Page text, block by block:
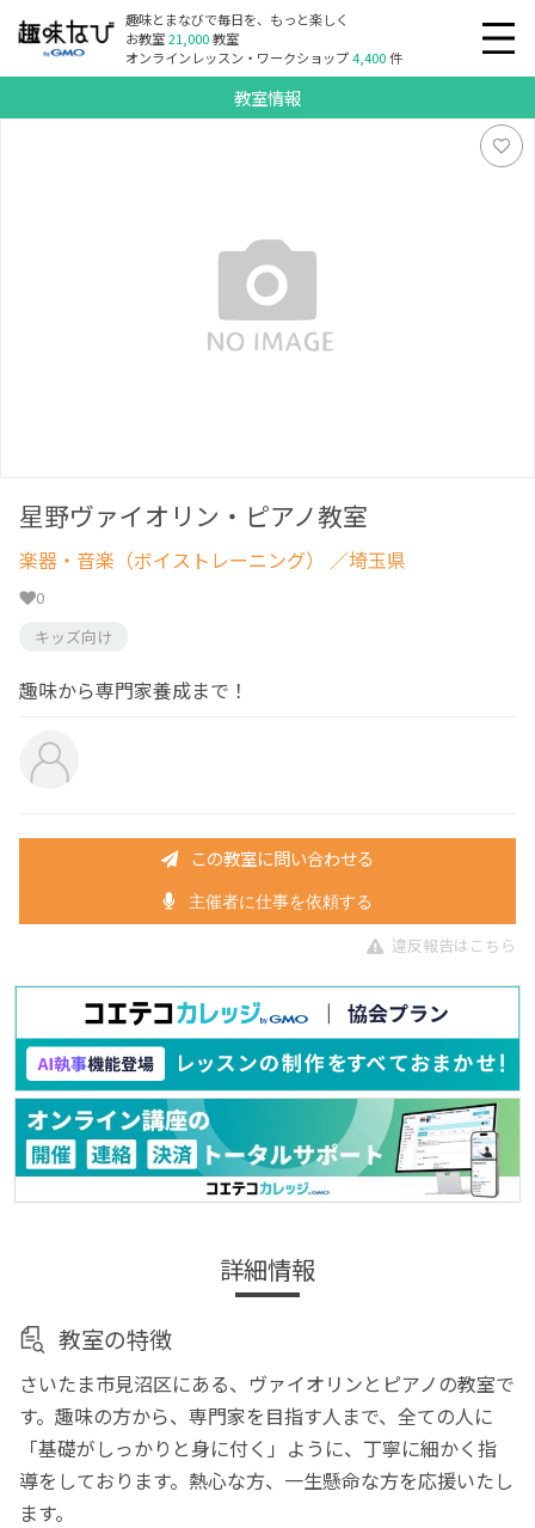
趣味とまなびで毎日を、もっと楽しく
お教室21,000教室
オンラインレッスン・ワークショップ4,400件
教室情報
星野ヴァイオリン・ピアノ教室
楽器・音楽（ボイストレーニング） ／埼玉県
0
キッズ向け
趣味から専門家養成まで！
この教室に問い合わせる
主催者に仕事を依頼する
違反報告はこちら
詳細情報
教室の特徴
さいたま市見沼区にある、ヴァイオリンとピアノの教室で
す。趣味の方から、専門家を目指す人まで、全ての人に
「基礎がしっかりと身に付く」ように、丁寧に細かく指
導をしております。熱心な方、一生懸命な方を応援いたし
ます。